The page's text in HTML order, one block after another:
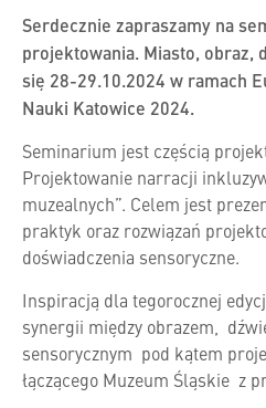
Serdecznie zapraszamy na
projektowania. Miasto, obraz,
się 28-29.10.2024 w ramach
Nauki Katowice 2024.
Seminarium jest częścią
Projektowanie narracji
muzealnych”. Celem jest
praktyk oraz rozwiązań
doświadczenia sensoryczne.
Inspiracją dla tegorocznej
synergii między obrazem,
sensorycznym pod kątem
łączącego Muzeum Śląskie z